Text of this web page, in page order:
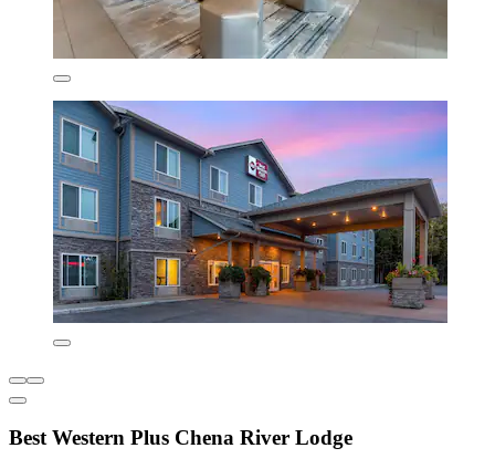
Best Western Plus Chena River Lodge